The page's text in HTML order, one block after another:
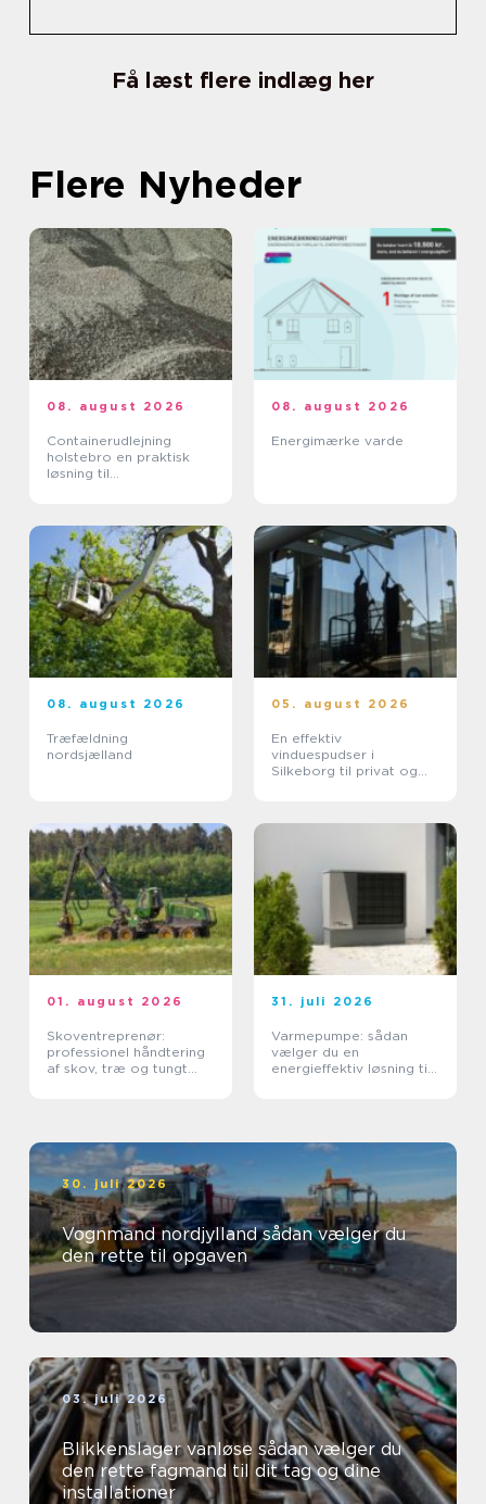
Få læst flere indlæg her
Flere Nyheder
08. august 2026
Containerudlejning
holstebro en praktisk
løsning til
08. august 2026
Energimærke varde
08. august 2026
Træfældning
nordsjælland
05. august 2026
En effektiv
vinduespudser i
Silkeborg til privat og
01. august 2026
Skoventreprenør:
professionel håndtering
af skov, træ og tungt
31. juli 2026
Varmepumpe: sådan
vælger du en
energieffektiv løsning til
30. juli 2026
Vognmand nordjylland sådan vælger du
den rette til opgaven
03. juli 2026
Blikkenslager vanløse sådan vælger du
den rette fagmand til dit tag og dine
installationer